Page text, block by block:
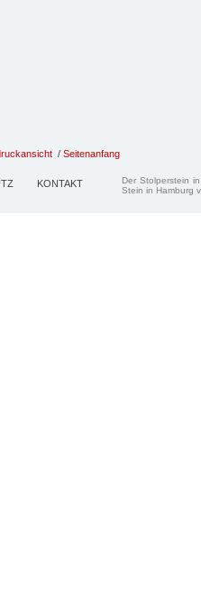
/ Seitenanfang
KONTAKT
Der Stolperstein
Stein in Hamburg